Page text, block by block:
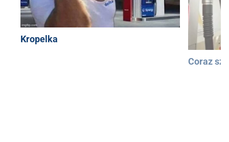
Kropelka
Coraz